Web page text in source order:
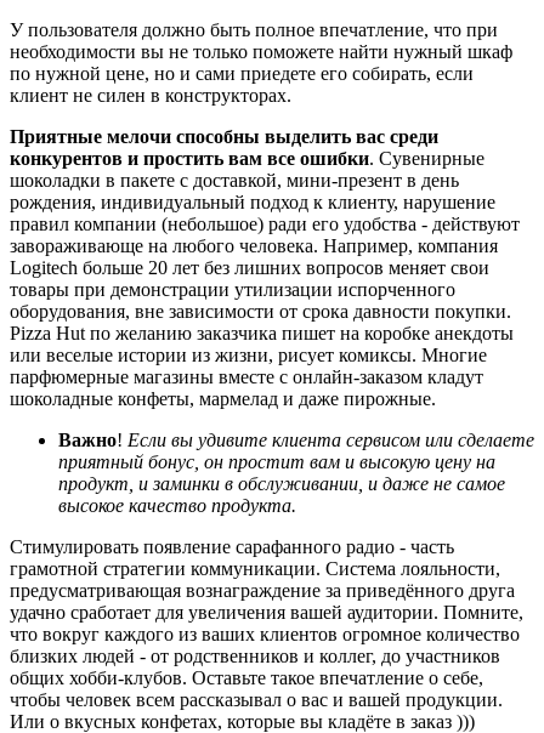
У пользователя должно быть полное впечатление, что при
необходимости вы не только поможете найти нужный шкаф
по нужной цене, но и сами приедете его собирать, если
клиент не силен в конструкторах.
Приятные мелочи способны выделить вас среди
конкурентов и простить вам все ошибки. Сувенирные
шоколадки в пакете с доставкой, мини-презент в день
рождения, индивидуальный подход к клиенту, нарушение
правил компании (небольшое) ради его удобства - действуют
завораживающе на любого человека. Например, компания
Logitech больше 20 лет без лишних вопросов меняет свои
товары при демонстрации утилизации испорченного
оборудования, вне зависимости от срока давности покупки.
Pizza Hut по желанию заказчика пишет на коробке анекдоты
или веселые истории из жизни, рисует комиксы. Многие
парфюмерные магазины вместе с онлайн-заказом кладут
шоколадные конфеты, мармелад и даже пирожные.
Важно! Если вы удивите клиента сервисом или сделаете
приятный бонус, он простит вам и высокую цену на
продукт, и заминки в обслуживании, и даже не самое
высокое качество продукта.
Стимулировать появление сарафанного радио - часть
грамотной стратегии коммуникации. Система лояльности,
предусматривающая вознаграждение за приведённого друга
удачно сработает для увеличения вашей аудитории. Помните,
что вокруг каждого из ваших клиентов огромное количество
близких людей - от родственников и коллег, до участников
общих хобби-клубов. Оставьте такое впечатление о себе,
чтобы человек всем рассказывал о вас и вашей продукции.
Или о вкусных конфетах, которые вы кладёте в заказ )))